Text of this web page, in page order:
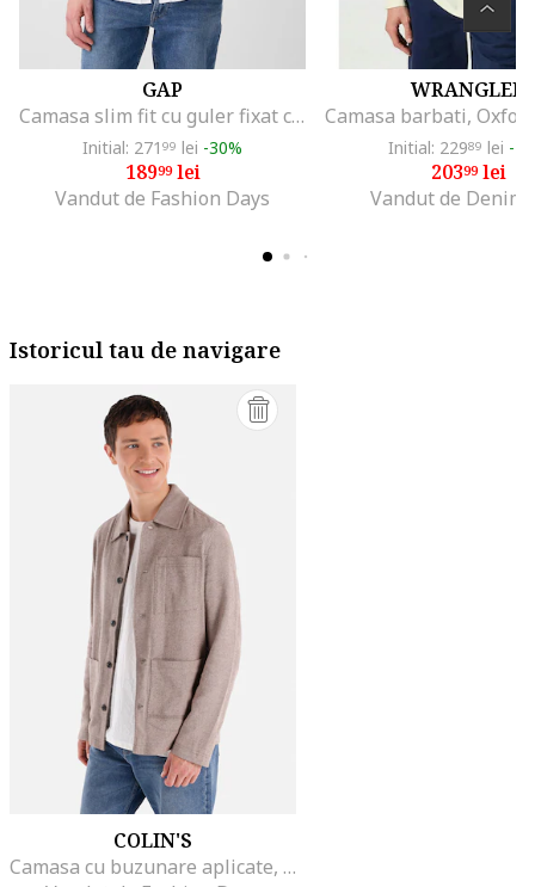
GAP
Camasa slim fit cu guler fixat cu nasturi, Alb
Initial: 271 99 lei -30%
18999lei
Vandut de Fashion Days
WRANGLER
Initial: 22989 lei -
20399lei
Vandut de
Istoricul tau de navigare
COLIN'S
Camasa cu buzunare aplicate, Maro camel